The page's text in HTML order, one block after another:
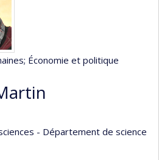
; Économie et politique
- Département de science